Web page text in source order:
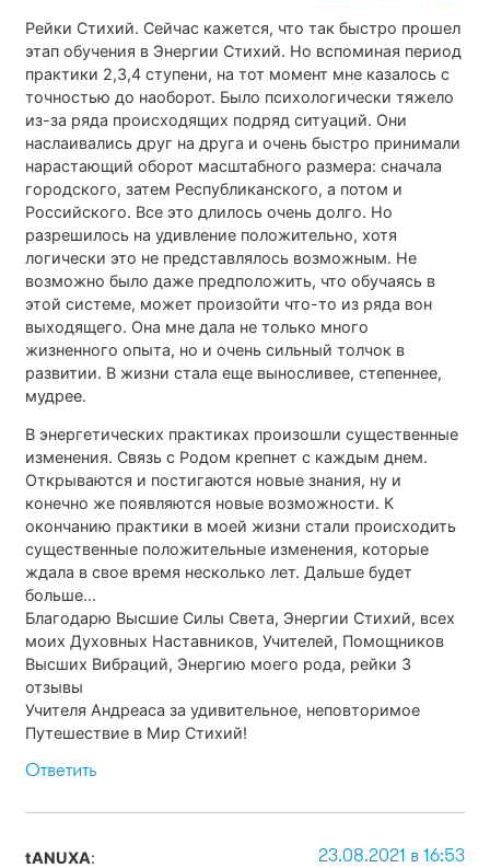
Рейки Стихий. Сейчас кажется, что так быстро прошел
этап обучения в Энергии Стихий. Но вспоминая период
практики 2,3,4 ступени, на тот момент мне казалось с
точностью до наоборот. Было психологически тяжело
из-за ряда происходящих подряд ситуаций. Они
наслаивались друг на друга и очень быстро принимали
нарастающий оборот масштабного размера: сначала
городского, затем Республиканского, а потом и
Российского. Все это длилось очень долго. Но
разрешилось на удивление положительно, хотя
логически это не представлялось возможным. Не
возможно было даже предположить, что обучаясь в
этой системе, может произойти что-то из ряда вон
выходящего. Она мне дала не только много
жизненного опыта, но и очень сильный толчок в
развитии. В жизни стала еще выносливее, степеннее,
мудрее.
В энергетических практиках произошли существенные
изменения. Связь с Родом крепнет с каждым днем.
Открываются и постигаются новые знания, ну и
конечно же появляются новые возможности. К
окончанию практики в моей жизни стали происходить
существенные положительные изменения, которые
ждала в свое время несколько лет. Дальше будет
больше…
Благодарю Высшие Силы Света, Энергии Стихий, всех
моих Духовных Наставников, Учителей, Помощников
Высших Вибраций, Энергию моего рода, рейки 3
отзывы
Учителя Андреаса за удивительное, неповторимое
Путешествие в Мир Стихий!
Ответить
tANUXA: 23.08.2021 в 16:53